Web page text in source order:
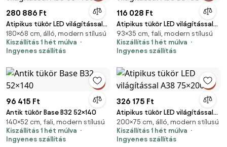
280 886 Ft
Atipikus tükör LED világítással
A38 68×180
180×68 cm, álló, modern stílusú
Kiszállítás 1 hét múlva
Ingyenes szállítás
116 028 Ft
Atipikus tükör LED világítással
A38 35×93
93×35 cm, fali, modern stílusú
Kiszállítás 1 hét múlva
Ingyenes szállítás
96 415 Ft
Antik tükör Base B32 52×140
140×52 cm, fali, modern stílusú
Kiszállítás 1 hét múlva
Ingyenes szállítás
326 175 Ft
Atipikus tükör LED világítással
A38 75×200
200×75 cm, álló, modern stílusú
Kiszállítás 1 hét múlva
Ingyenes szállítás